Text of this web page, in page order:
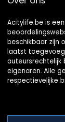
Acitylife.be is
beschikbaar zijn
laatst
auteursrechtelijk
eigenaren. Alle
respectievelijke